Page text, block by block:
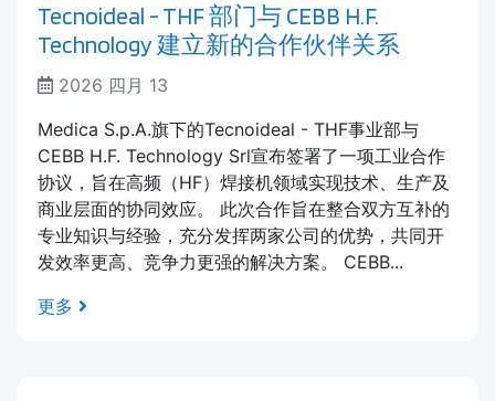
Tecnoideal - THF 部门与 CEBB H.F.
Technology 建立新的合作伙伴关系
2026 四月 13
Medica S.p.A.旗下的Tecnoideal - THF事业部与
CEBB H.F. Technology Srl宣布签署了一项工业合作
协议，旨在高频（HF）焊接机领域实现技术、生产及
商业层面的协同效应。 此次合作旨在整合双方互补的
专业知识与经验，充分发挥两家公司的优势，共同开
发效率更高、竞争力更强的解决方案。 CEBB...
更多